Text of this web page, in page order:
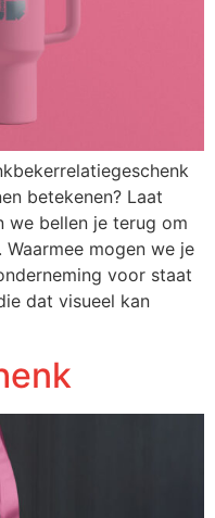
betekenen? Laat
we bellen je terug om
mogen we je
voor staat
dat visueel kan